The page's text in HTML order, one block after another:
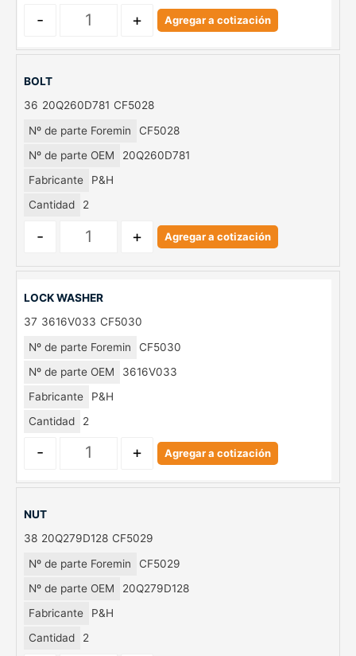
- + Agregar a cotización
BOLT
36 20Q260D781 CF5028
Nº de parte Foremin
CF5028
Nº de parte OEM
20Q260D781
Fabricante
P&H
Cantidad
2
- + Agregar a cotización
LOCK WASHER
37 3616V033 CF5030
Nº de parte Foremin
CF5030
Nº de parte OEM
3616V033
Fabricante
P&H
Cantidad
2
- + Agregar a cotización
NUT
38 20Q279D128 CF5029
Nº de parte Foremin
CF5029
Nº de parte OEM
20Q279D128
Fabricante
P&H
Cantidad
2